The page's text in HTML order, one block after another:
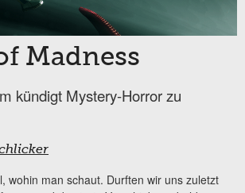
Madness
kündigt Mystery-Horror zu
wohin man schaut. Durften wir uns zuletzt